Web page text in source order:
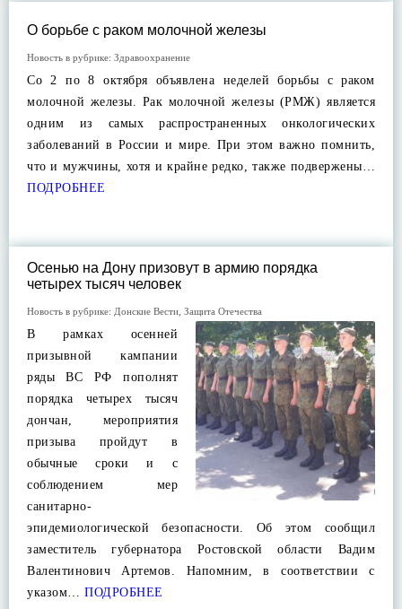
О борьбе с раком молочной железы
Новость в рубрике: Здравоохранение
Со 2 по 8 октября объявлена неделей борьбы с раком
молочной железы. Рак молочной железы (РМЖ) является
одним из самых распространенных онкологических
заболеваний в России и мире. При этом важно помнить,
что и мужчины, хотя и крайне редко, также подвержены…
ПОДРОБНЕЕ
Осенью на Дону призовут в армию порядка
четырех тысяч человек
Новость в рубрике: Донские Вести Защита Отечества
В рамках осенней
призывной кампании
ряды ВС РФ пополнят
порядка четырех тысяч
дончан, мероприятия
призыва пройдут в
обычные сроки и с
соблюдением мер
санитарно-
эпидемиологической безопасности. Об этом сообщил
заместитель губернатора Ростовской области Вадим
Валентинович Артемов. Напомним, в соответствии с
указом… ПОДРОБНЕЕ